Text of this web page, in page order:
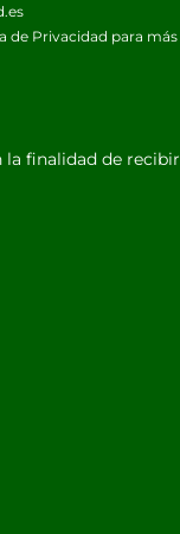
de Privacidad para más
finalidad de recibir